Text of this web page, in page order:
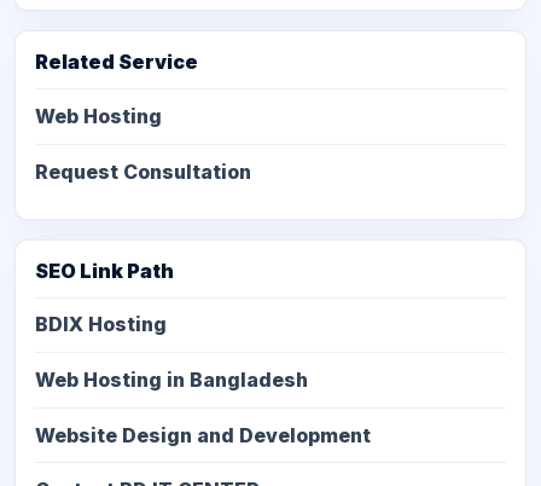
Related Service
Web Hosting
Request Consultation
SEO Link Path
BDIX Hosting
Web Hosting in Bangladesh
Website Design and Development